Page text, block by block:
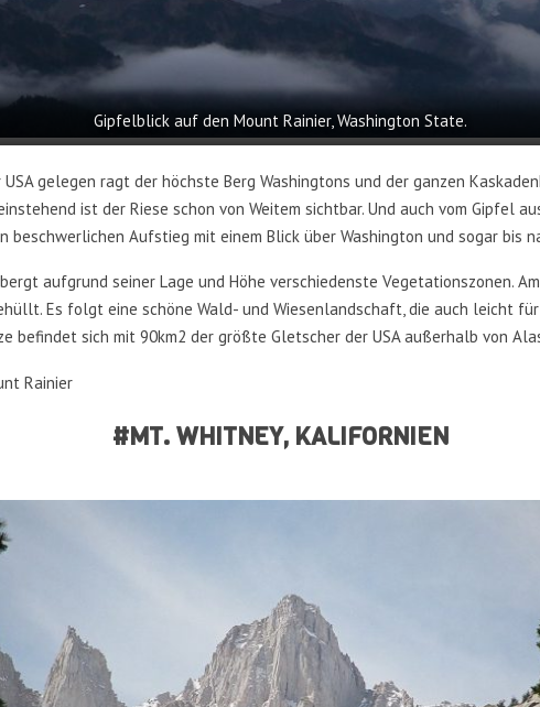
Gipfelblick auf den Mount Rainier, Washington State.
gelegen ragt der höchste Berg Washingtons und der ganzen
ist der Riese schon von Weitem sichtbar. Und auch vom Gipfel
beschwerlichen Aufstieg mit einem Blick über Washington und sogar bis
aufgrund seiner Lage und Höhe verschiedenste Vegetationszonen.
Es folgt eine schöne Wald- und Wiesenlandschaft, die auch leicht
befindet sich mit 90km2 der größte Gletscher der USA außerhalb von
Rainier
#MT. WHITNEY, KALIFORNIEN